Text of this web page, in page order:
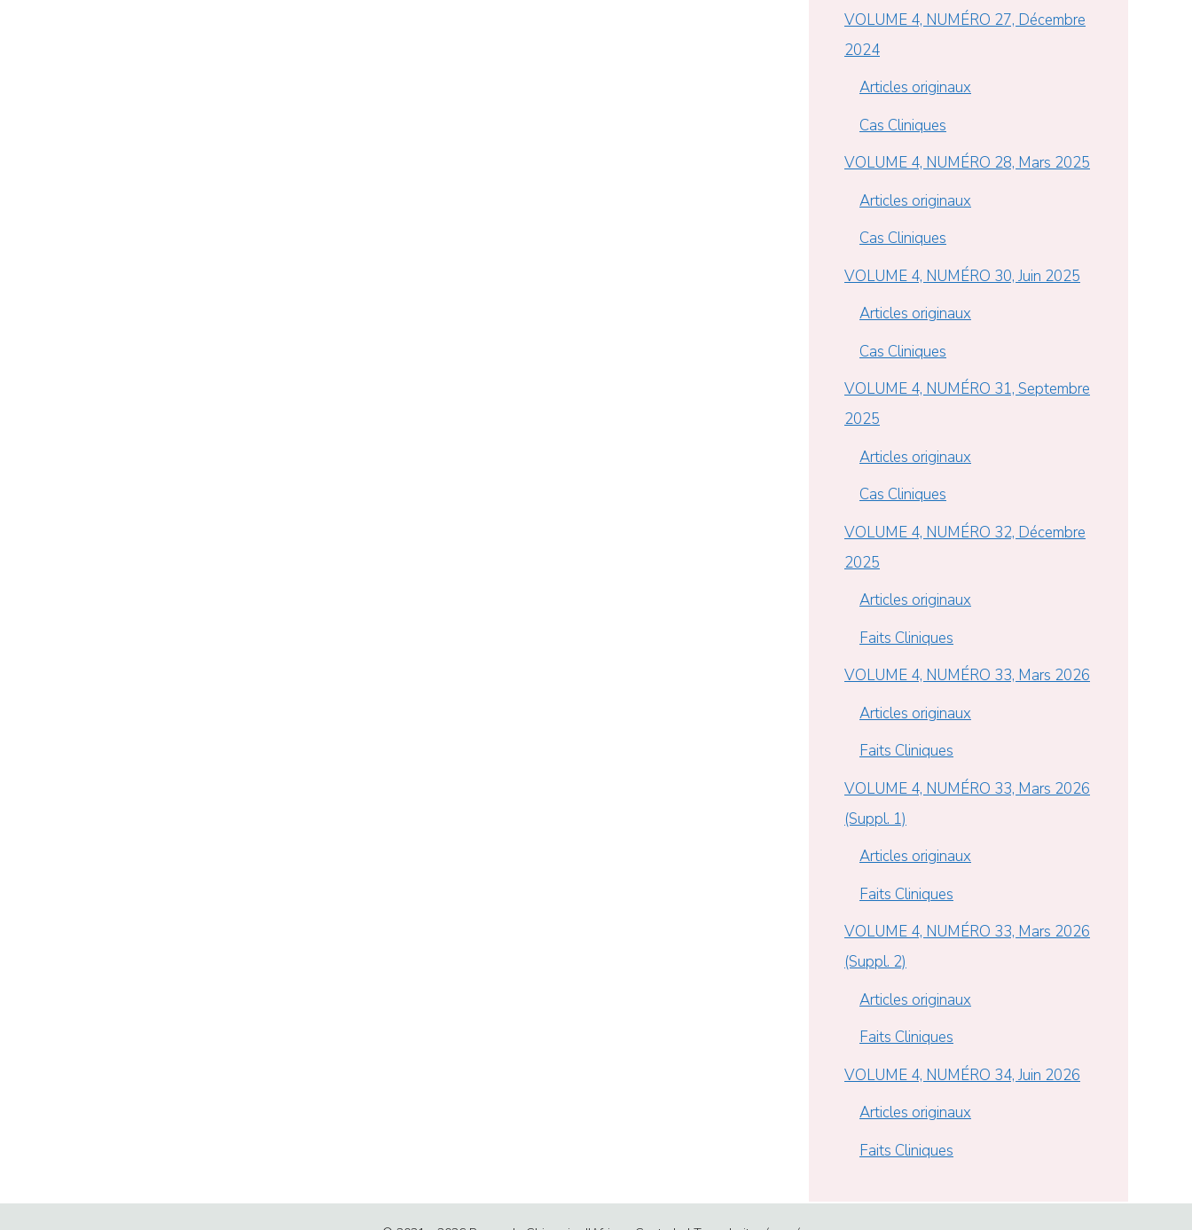
VOLUME 4, NUMÉRO 27, Décembre
2024
Articles originaux
Cas Cliniques
VOLUME 4, NUMÉRO 28, Mars 2025
Articles originaux
Cas Cliniques
VOLUME 4, NUMÉRO 30, Juin 2025
Articles originaux
Cas Cliniques
VOLUME 4, NUMÉRO 31, Septembre
2025
Articles originaux
Cas Cliniques
VOLUME 4, NUMÉRO 32, Décembre
2025
Articles originaux
Faits Cliniques
VOLUME 4, NUMÉRO 33, Mars 2026
Articles originaux
Faits Cliniques
VOLUME 4, NUMÉRO 33, Mars 2026
(Suppl. 1)
Articles originaux
Faits Cliniques
VOLUME 4, NUMÉRO 33, Mars 2026
(Suppl. 2)
Articles originaux
Faits Cliniques
VOLUME 4, NUMÉRO 34, Juin 2026
Articles originaux
Faits Cliniques